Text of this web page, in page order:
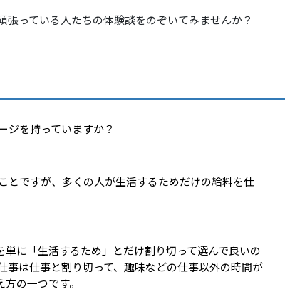
っている人たちの体験談をのぞいてみませんか？
ジを持っていますか？
ですが、多くの人が生活するためだけの給料を仕
に「生活するため」とだけ割り切って選んで良いの
は仕事と割り切って、趣味などの仕事以外の時間が
の一つです。